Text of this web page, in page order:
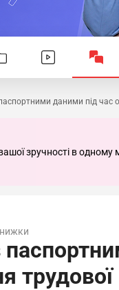
даними під час
зручності в одному